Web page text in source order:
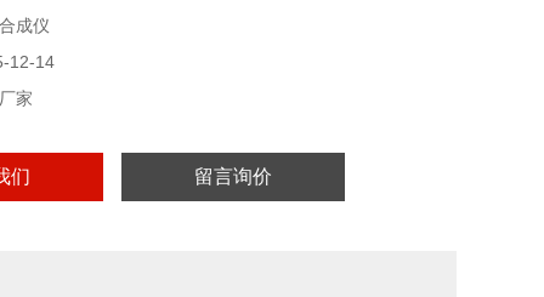
成仪
12-14
家
们 留言询价